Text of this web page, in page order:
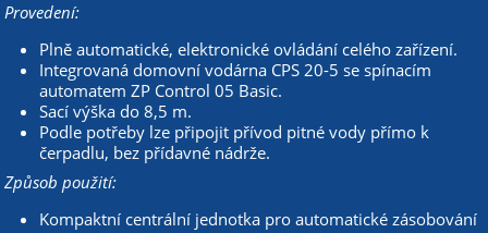
Provedení:
Plně automatické, elektronické ovládání celého zařízení.
Integrovaná domovní vodárna CPS 20-5 se spínacím
automatem ZP Control 05 Basic.
Sací výška do 8,5 m.
Podle potřeby lze připojit přívod pitné vody přímo k
čerpadlu, bez přídavné nádrže.
Způsob použití:
Kompaktní centrální jednotka pro automatické zásobování